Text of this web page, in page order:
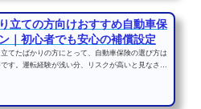
立ての方向けおすすめ自動車保
｜初心者でも安心の補償設定
てたばかりの方にとって、自動車保険の選び方は
す。運転経験が浅い分、リスクが高いと見なされ